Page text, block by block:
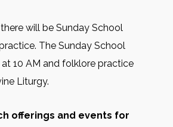
will be Sunday School
The Sunday School
10 AM and folklore practice
Liturgy.
offerings and events for